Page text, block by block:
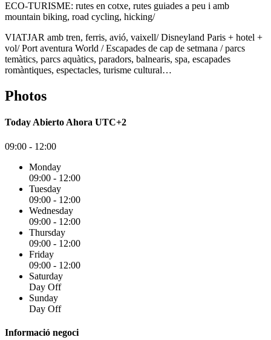
ECO-TURISME: rutes en cotxe, rutes guiades a peu i amb
mountain biking, road cycling, hicking/
VIATJAR amb tren, ferris, avió, vaixell/ Disneyland Paris + hotel +
vol/ Port aventura World / Escapades de cap de setmana / parcs
temàtics, parcs aquàtics, paradors, balnearis, spa, escapades
romàntiques, espectacles, turisme cultural…
Photos
TodayAbierto Ahora UTC+2
09:00 - 12:00
Monday
09:00 - 12:00
Tuesday
09:00 - 12:00
Wednesday
09:00 - 12:00
Thursday
09:00 - 12:00
Friday
09:00 - 12:00
Saturday
Day Off
Sunday
Day Off
Informació negoci